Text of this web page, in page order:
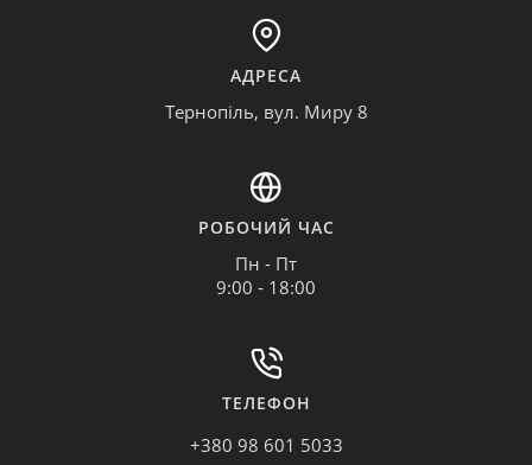
АДРЕСА
Тернопіль, вул. Миру 8
РОБОЧИЙ ЧАС
Пн - Пт
9:00 - 18:00
ТЕЛЕФОН
+380 98 601 5033